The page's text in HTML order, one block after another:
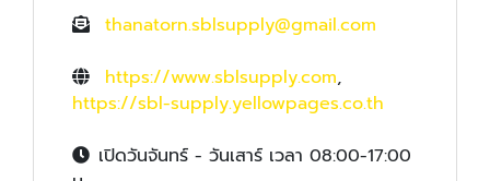
thanatorn.sblsupply@gmail.com
https://www.sblsupply.com,
https://sbl-supply.yellowpages.co.th
เปิดวันจันทร์ - วันเสาร์ เวลา 08:00-17:00